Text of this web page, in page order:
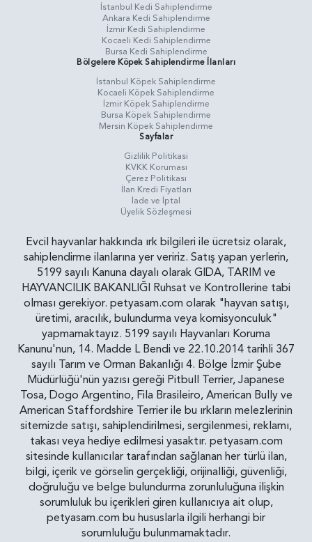
İstanbul Kedi Sahiplendirme
Ankara Kedi Sahiplendirme
İzmir Kedi Sahiplendirme
Kocaeli Kedi Sahiplendirme
Bursa Kedi Sahiplendirme
Bölgelere Köpek Sahiplendirme İlanları
İstanbul Köpek Sahiplendirme
Kocaeli Köpek Sahiplendirme
İzmir Köpek Sahiplendirme
Bursa Köpek Sahiplendirme
Mersin Köpek Sahiplendirme
Sayfalar
Gizlilik Politikasi
KVKK Koruması
Çerez Politikası
İlan Kredi Fiyatları
İade ve İptal
Üyelik Sözleşmesi
Evcil hayvanlar hakkında ırk bilgileri ile ücretsiz olarak,
sahiplendirme ilanlarına yer veririz. Satış yapan yerlerin,
5199 sayılı Kanuna dayalı olarak GIDA, TARIM ve
HAYVANCILIK BAKANLIĞI Ruhsat ve Kontrollerine tabi
olması gerekiyor. petyasam.com olarak "hayvan satışı,
üretimi, aracılık, bulundurma veya komisyonculuk"
yapmamaktayız. 5199 sayılı Hayvanları Koruma
Kanunu'nun, 14. Madde L Bendi ve 22.10.2014 tarihli 367
sayılı Tarım ve Orman Bakanlığı 4. Bölge İzmir Şube
Müdürlüğü'nün yazısı gereği Pitbull Terrier, Japanese
Tosa, Dogo Argentino, Fila Brasileiro, American Bully ve
American Staffordshire Terrier ile bu ırkların melezlerinin
sitemizde satışı, sahiplendirilmesi, sergilenmesi, reklamı,
takası veya hediye edilmesi yasaktır. petyasam.com
sitesinde kullanıcılar tarafından sağlanan her türlü ilan,
bilgi, içerik ve görselin gerçekliği, orijinalliği, güvenliği,
doğruluğu ve belge bulundurma zorunluluğuna ilişkin
sorumluluk bu içerikleri giren kullanıcıya ait olup,
petyasam.com bu hususlarla ilgili herhangi bir
sorumluluğu bulunmamaktadır.